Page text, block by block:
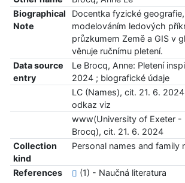
Biographical
Note
Docentka fyzické
modelováním ledových
průzkumem Země a GIS v
věnuje ručnímu pletení.
Data source
entry
Le Brocq, Anne: Pletení
2024 ; biografické údaje
LC (Names), cit. 21. 6.
odkaz viz
www(University of Exeter -
Brocq), cit. 21. 6. 2024
Collection
kind
Personal names and family
References (1) - Naučná literatura